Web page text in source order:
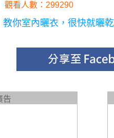
觀看人數：299290
教你室內曬衣，很快就曬
告